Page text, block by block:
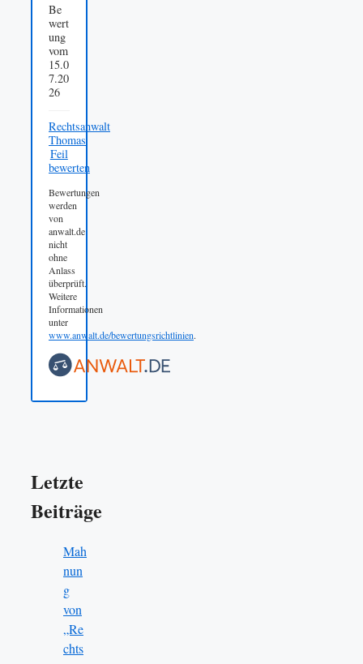
Be
wert
ung
vom
15.0
7.20
26
Rechtsanwalt
Thomas
Feil
bewerten
Bewertungen
werden
von
anwalt.de
nicht
ohne
Anlass
überprüft.
Weitere
Informationen
unter
www.anwalt.de/bewertungsrichtlinien.
Letzte
Beiträge
Mah
nun
g
von
„Re
chts